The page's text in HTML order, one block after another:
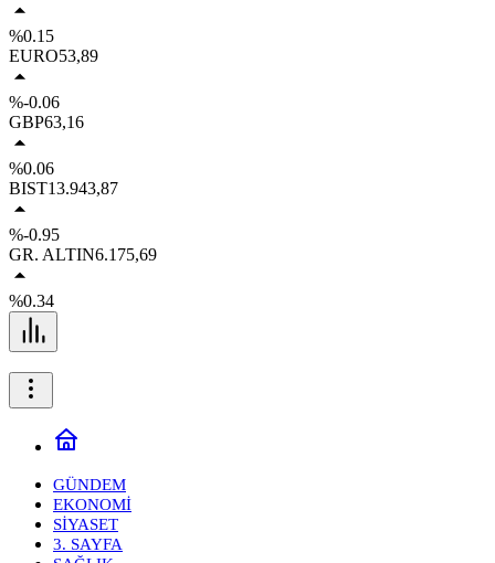
%0.15
EURO53,89
%-0.06
GBP63,16
%0.06
BIST13.943,87
%-0.95
GR. ALTIN6.175,69
%0.34
GÜNDEM
EKONOMİ
SİYASET
3. SAYFA